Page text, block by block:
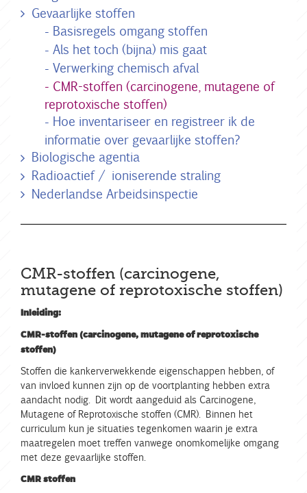
Gevaarlijke stoffen
Basisregels omgang stoffen
Als het toch (bijna) mis gaat
Verwerking chemisch afval
CMR-stoffen (carcinogene, mutagene of
reprotoxische stoffen)
Hoe inventariseer en registreer ik de
informatie over gevaarlijke stoffen?
Biologische agentia
Radioactief / ioniserende straling
Nederlandse Arbeidsinspectie
CMR-stoffen (carcinogene,
mutagene of reprotoxische stoffen)
Inleiding:
CMR-stoffen (carcinogene, mutagene of reprotoxische
stoffen)
Stoffen die kankerverwekkende eigenschappen hebben, of
van invloed kunnen zijn op de voortplanting hebben extra
aandacht nodig. Dit wordt aangeduid als Carcinogene,
Mutagene of Reprotoxische stoffen (CMR). Binnen het
curriculum kun je situaties tegenkomen waarin je extra
maatregelen moet treffen vanwege onomkomelijke omgang
met deze gevaarlijke stoffen.
CMR stoffen